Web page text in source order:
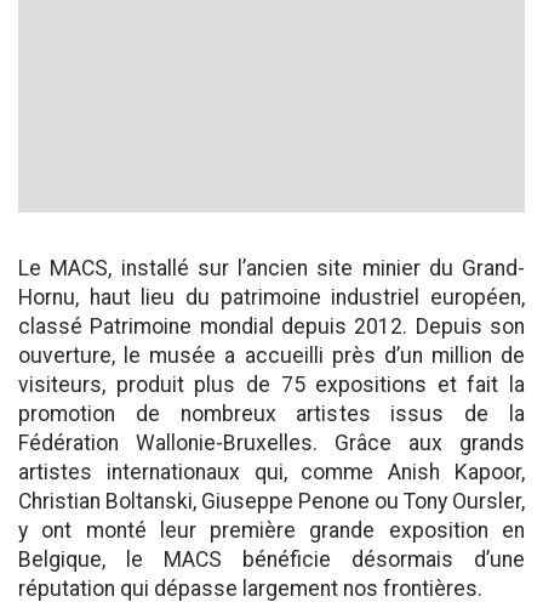
Le MACS, installé sur l’ancien site minier du Grand-
Hornu, haut lieu du patrimoine industriel européen,
classé Patrimoine mondial depuis 2012. Depuis son
ouverture, le musée a accueilli près d’un million de
visiteurs, produit plus de 75 expositions et fait la
promotion de nombreux artistes issus de la
Fédération Wallonie-Bruxelles. Grâce aux grands
artistes internationaux qui, comme Anish Kapoor,
Christian Boltanski, Giuseppe Penone ou Tony Oursler,
y ont monté leur première grande exposition en
Belgique, le MACS bénéficie désormais d’une
réputation qui dépasse largement nos frontières.